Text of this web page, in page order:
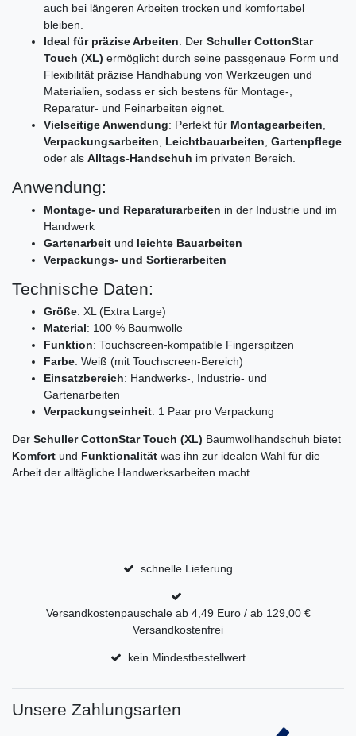
auch bei längeren Arbeiten trocken und komfortabel
bleiben.
Ideal für präzise Arbeiten: Der Schuller CottonStar
Touch (XL) ermöglicht durch seine passgenaue Form und
Flexibilität präzise Handhabung von Werkzeugen und
Materialien, sodass er sich bestens für Montage-,
Reparatur- und Feinarbeiten eignet.
Vielseitige Anwendung: Perfekt für Montagearbeiten
Verpackungsarbeiten
Leichtbauarbeiten Gartenpflege
oder als Alltags-Handschuh im privaten Bereich.
Anwendung:
Montage- und Reparaturarbeiten in der Industrie und im
Handwerk
Gartenarbeit und leichte Bauarbeiten
Verpackungs- und Sortierarbeiten
Technische Daten:
Größe: XL (Extra Large)
Material: 100 % Baumwolle
Funktion: Touchscreen-kompatible Fingerspitzen
Farbe: Weiß (mit Touchscreen-Bereich)
Einsatzbereich: Handwerks-, Industrie- und
Gartenarbeiten
Verpackungseinheit: 1 Paar pro Verpackung
Der Schuller CottonStar Touch (XL) Baumwollhandschuh bietet
Komfort und Funktionalität was ihn zur idealen Wahl für die
Arbeit der alltägliche Handwerksarbeiten macht.
schnelle Lieferung
Versandkostenpauschale ab 4,49 Euro / ab 129,00 €
Versandkostenfrei
kein Mindestbestellwert
Unsere Zahlungsarten